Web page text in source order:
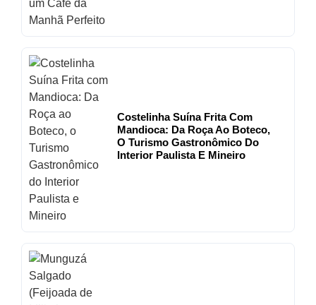
Costelinha Suína Frita Com
Mandioca: Da Roça Ao Boteco,
O Turismo Gastronômico Do
Interior Paulista E Mineiro